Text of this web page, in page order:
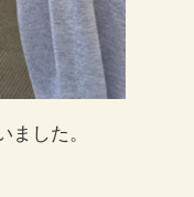
した。